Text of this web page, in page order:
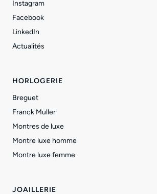
Instagram
Facebook
LinkedIn
Actualités
HORLOGERIE
Breguet
Franck Muller
Montres de luxe
Montre luxe homme
Montre luxe femme
JOAILLERIE